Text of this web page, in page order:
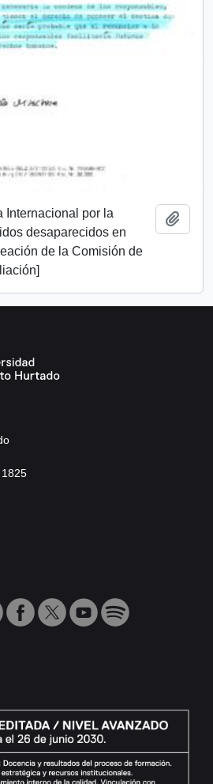
Internacional por la
desaparecidos en
de la Comisión de
1825